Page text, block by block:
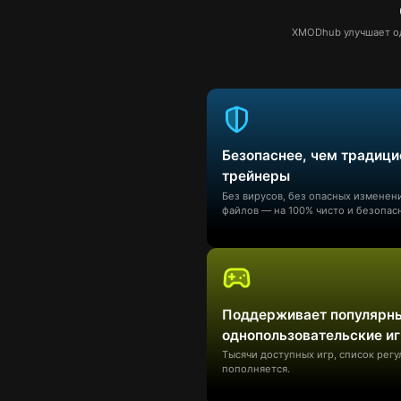
XMODhub улучшает
Безопаснее, чем
трейнеры
Без вирусов, без опасных
файлов — на 100% чисто и
Поддерживает
однопользовательские
Тысячи доступных игр, список
пополняется.